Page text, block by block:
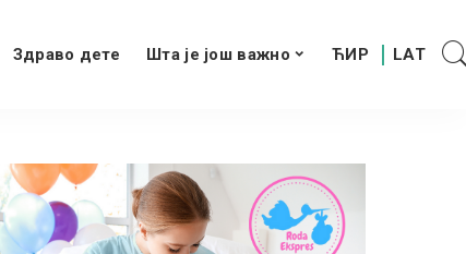
Здраво дете Шта је још важно